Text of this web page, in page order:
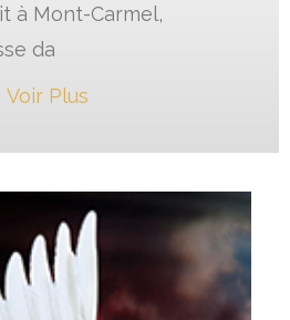
à Mont-Carmel,
da
Voir Plus